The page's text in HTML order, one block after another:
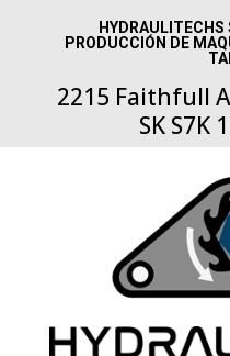
PRODUCCIÓN DE
2215 Faithfull
SK S7K